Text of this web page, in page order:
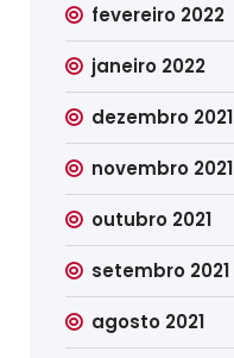
fevereiro 2022
janeiro 2022
dezembro 2021
novembro 2021
outubro 2021
setembro 2021
agosto 2021